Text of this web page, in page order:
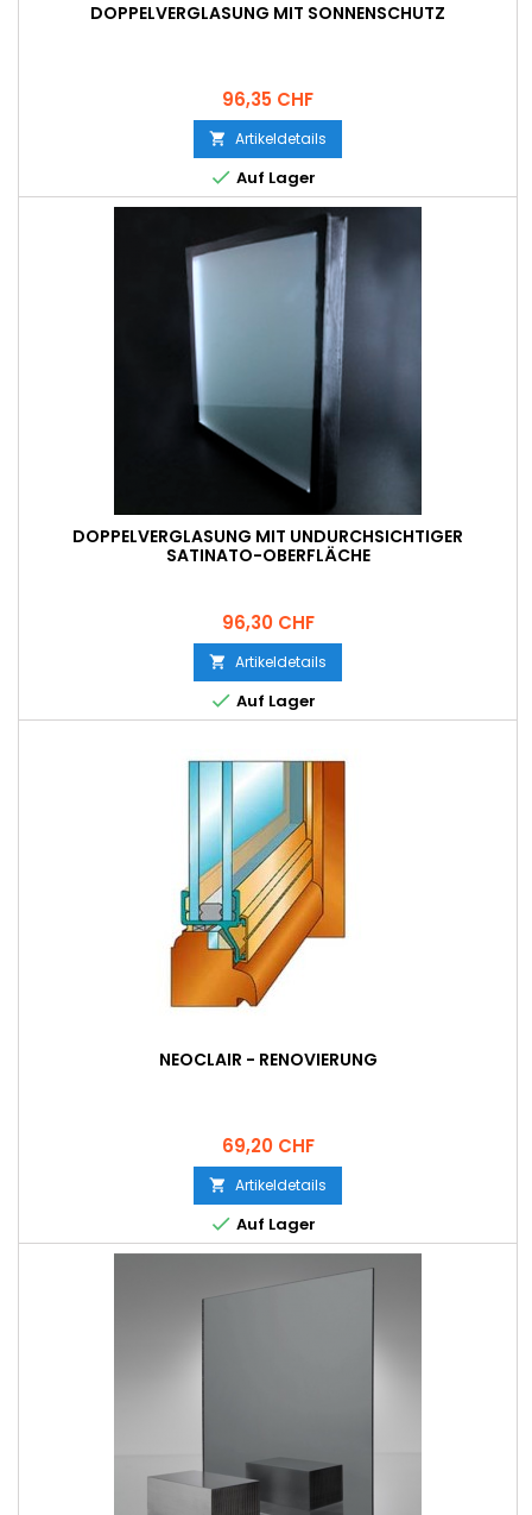
DOPPELVERGLASUNG MIT SONNENSCHUTZ
Preis
96,35 CHF
 Artikeldetails
 Auf Lager
DOPPELVERGLASUNG MIT UNDURCHSICHTIGER
SATINATO-OBERFLÄCHE
Preis
96,30 CHF
 Artikeldetails
 Auf Lager
NEOCLAIR - RENOVIERUNG
Preis
69,20 CHF
 Artikeldetails
 Auf Lager